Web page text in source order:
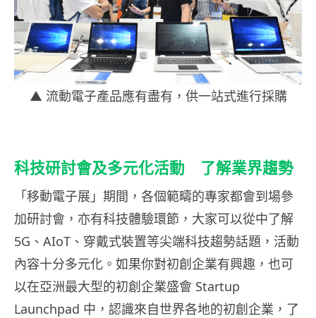
▲ 流動電子產品應有盡有，供一站式進行採購
科技研討會及多元化活動 了解業界趨勢
「移動電子展」期間，各個範疇的專家都會到場參
加研討會，亦有科技體驗環節，大家可以從中了解
5G、AIoT、穿戴式裝置等尖端科技趨勢話題，活動
內容十分多元化。如果你對初創企業有興趣，也可
以在亞洲最大型的初創企業盛會 Startup
Launchpad 中，認識來自世界各地的初創企業，了